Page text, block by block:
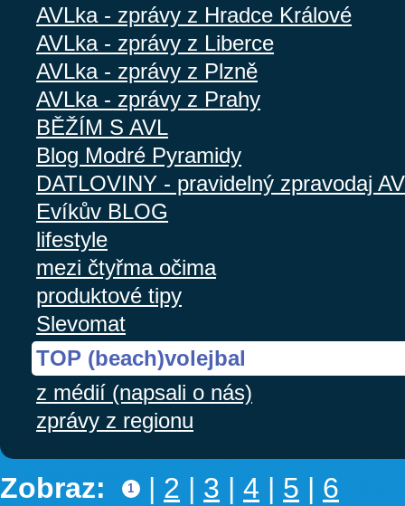
AVLka - zprávy z Hradce Králové
AVLka - zprávy z Liberce
AVLka - zprávy z Plzně
AVLka - zprávy z Prahy
BĚŽÍM S AVL
Blog Modré Pyramidy
DATLOVINY - pravidelný zpravodaj
Evíkův BLOG
lifestyle
mezi čtyřma očima
produktové tipy
Slevomat
TOP (beach)volejbal
z médií (napsali o nás)
zprávy z regionu
Zobraz: 1 | 2 | 3 | 4 | 5 | 6